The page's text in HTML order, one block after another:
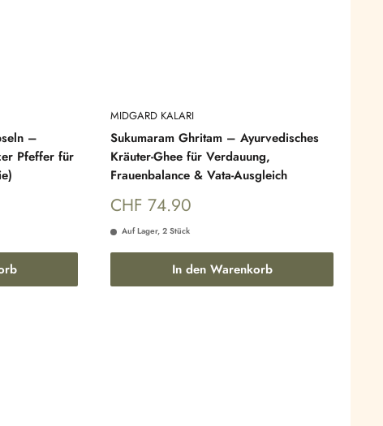
–
Pfeffer für
MIDGARD KALARI
Sukumaram Ghritam – Ayurvedisches
Kräuter-Ghee für Verdauung,
Frauenbalance & Vata-Ausgleich
Sonderpreis
CHF 74.90
Auf Lager, 2 Stück
In den Warenkorb